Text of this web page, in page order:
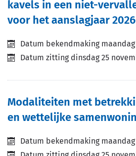
kavels in een niet-
voor het aanslagjaar
Datum bekendmakingmaandag
Datum zittingdinsdag 25
Modaliteiten met
en wettelijke
Datum bekendmakingmaandag